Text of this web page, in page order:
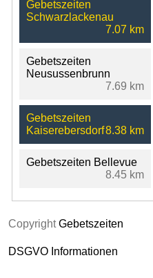
Gebetszeiten
Schwarzlackenau
7.07 km
Gebetszeiten
Neusussenbrunn
7.69 km
Gebetszeiten
Kaiserebersdorf8.38 km
Gebetszeiten Bellevue
8.45 km
CopyrightGebetszeiten
DSGVO Informationen